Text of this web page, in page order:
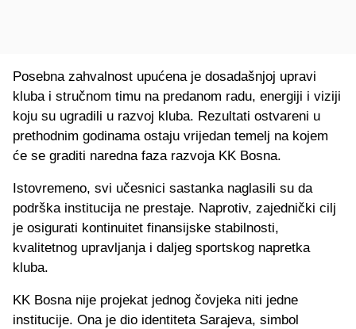
Posebna zahvalnost upućena je dosadašnjoj upravi
kluba i stručnom timu na predanom radu, energiji i viziji
koju su ugradili u razvoj kluba. Rezultati ostvareni u
prethodnim godinama ostaju vrijedan temelj na kojem
će se graditi naredna faza razvoja KK Bosna.
Istovremeno, svi učesnici sastanka naglasili su da
podrška institucija ne prestaje. Naprotiv, zajednički cilj
je osigurati kontinuitet finansijske stabilnosti,
kvalitetnog upravljanja i daljeg sportskog napretka
kluba.
KK Bosna nije projekat jednog čovjeka niti jedne
institucije. Ona je dio identiteta Sarajeva, simbol